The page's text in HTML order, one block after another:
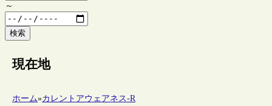
～
検索
現在地
ホーム»カレントアウェアネス-R